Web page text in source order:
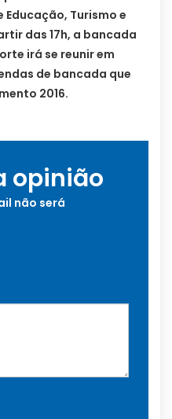
Turismo e
das 17h, a bancada
irá se reunir em
de bancada que
2016.
opinião
não será